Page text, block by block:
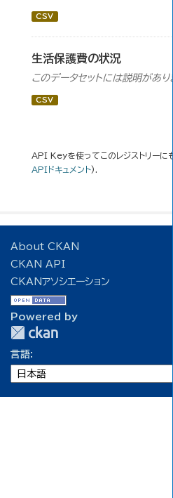
CSV
生活保護費の状況
このデータセットには説明があり
CSV
API Keyを使ってこのレジストリーに
APIドキュメント).
About CKAN
CKAN API
CKANアソシエーション
Powered by
言語